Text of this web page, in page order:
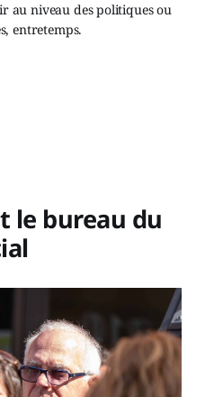
au niveau des politiques ou
entretemps.
le bureau du